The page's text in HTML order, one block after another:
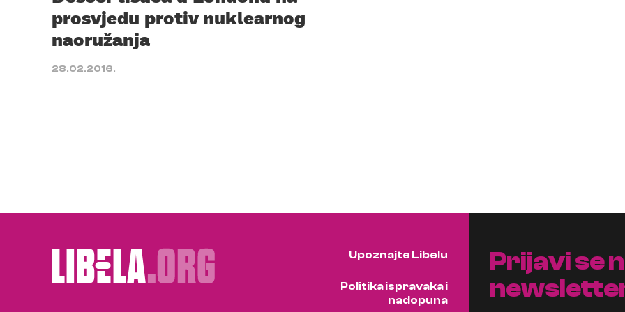
prosvjedu protiv nuklearnog
naoružanja
28.02.2016.
Upoznajte Libelu
Politika ispravaka i
nadopuna
Prijavi se